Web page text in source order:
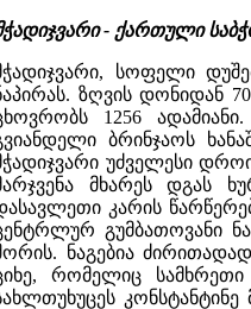
- ქართული
სოფელი
ზღვის დონიდან
1256
ბრინჯაოს
უძველესი
მხარეს დგას
კარის
გუმბათოვანი
ნაგებია
რომელიც
კონსტანტინე